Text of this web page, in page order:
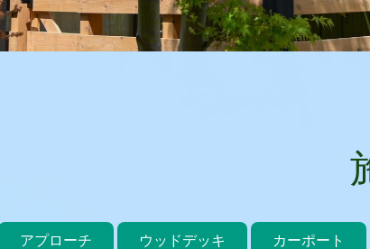
アプローチ ウッドデッキ カーポート